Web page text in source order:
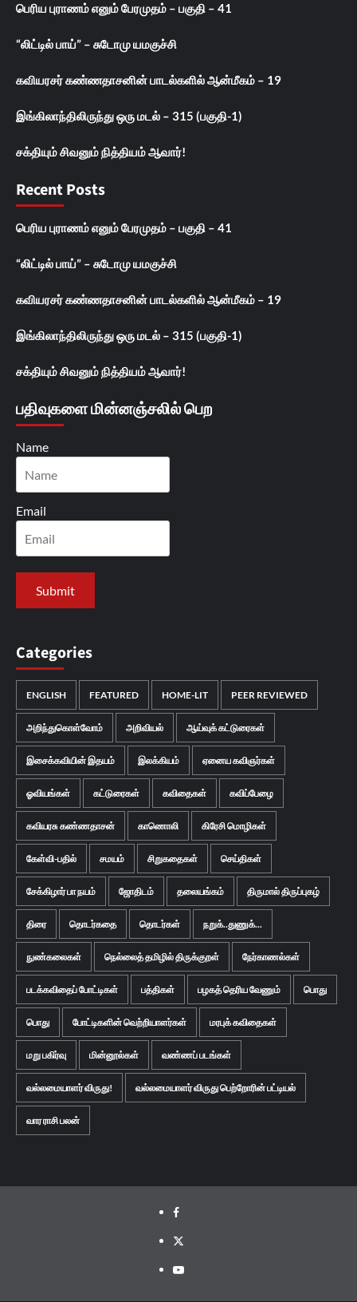
பெரிய புராணம் எனும் பேரமுதம் – பகுதி – 41
“லிட்டில் பாய்” – சுடோமு யமகுச்சி
கவியரசர் கண்ணதாசனின் பாடல்களில் ஆன்மீகம் – 19
இங்கிலாந்திலிருந்து ஒரு மடல் – 315 (பகுதி-1)
சக்தியும் சிவனும் நித்தியம் ஆவார்!
Recent Posts
பெரிய புராணம் எனும் பேரமுதம் – பகுதி – 41
“லிட்டில் பாய்” – சுடோமு யமகுச்சி
கவியரசர் கண்ணதாசனின் பாடல்களில் ஆன்மீகம் – 19
இங்கிலாந்திலிருந்து ஒரு மடல் – 315 (பகுதி-1)
சக்தியும் சிவனும் நித்தியம் ஆவார்!
பதிவுகளை மின்னஞ்சலில் பெற
Name
Email
Categories
ENGLISH FEATURED HOME-LIT PEER REVIEWED
அறிந்துகொள்வோம் அறிவியல் ஆய்வுக் கட்டுரைகள்
இசைக்கவியின் இதயம் இலக்கியம் ஏனைய கவிஞர்கள்
ஓவியங்கள் கட்டுரைகள் கவிதைகள் கவிப்பேழை
கவியரசு கண்ணதாசன் காணொலி கிரேசி மொழிகள்
கேள்வி-பதில் சமயம் சிறுகதைகள் செய்திகள்
சேக்கிழார் பா நயம் ஜோதிடம் தலையங்கம் திருமால் திருப்புகழ்
திரை தொடர்கதை தொடர்கள் நறுக்..துணுக்...
நுண்கலைகள் நெல்லைத் தமிழில் திருக்குறள் நேர்காணல்கள்
படக்கவிதைப் போட்டிகள் பத்திகள் பழகத் தெரிய வேணும் பொது
பொது போட்டிகளின் வெற்றியாளர்கள் மரபுக் கவிதைகள்
மறு பகிர்வு மின்னூல்கள் வண்ணப் படங்கள்
வல்லமையாளர் விருது! வல்லமையாளர் விருது பெற்றோரின் பட்டியல்
வார ராசி பலன்
Facebook
Twitter
Youtube